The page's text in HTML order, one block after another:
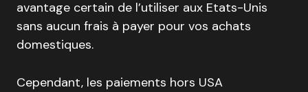
avantage certain de l’utiliser aux Etats-Unis
sans aucun frais à payer pour vos achats
domestiques.
Cependant, les paiements hors USA